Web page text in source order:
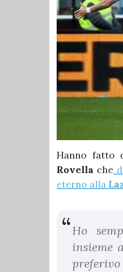
Hanno fatto
Rovella che
eterno alla
Ho
insieme